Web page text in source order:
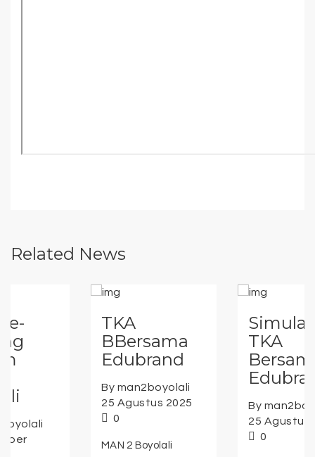
Related News
BBersama
Edubrand
By man2boyolali
25 Agustus 2025
MAN 2 Boyolali
Simulasi
TKA
Bersama
Edubrand
By man2boyolali
25 Agustus 2025